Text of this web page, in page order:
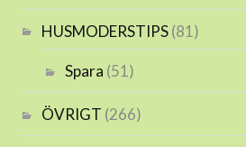
HUSMODERSTIPS(81)
Spara (51)
ÖVRIGT (266)